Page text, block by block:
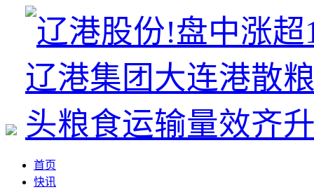
首页
快讯